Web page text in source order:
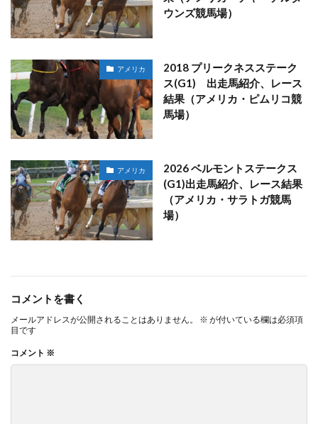
ウンズ競馬場）
アメリカ
2018 プリークネスステーク
ス(G1) 出走馬紹介、レース
結果（アメリカ・ピムリコ競
馬場）
アメリカ
2026 ベルモントステークス
(G1)出走馬紹介、レース結果
（アメリカ・サラトガ競馬
場）
コメントを書く
メールアドレスが公開されることはありません。 ※ が付いている欄は必須項
目です
コメント ※